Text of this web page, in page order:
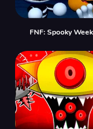
FNF: Spooky